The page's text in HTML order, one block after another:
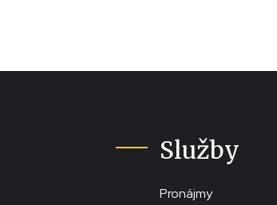
Služby
Pronájmy